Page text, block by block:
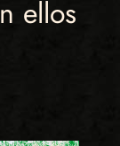
ellos